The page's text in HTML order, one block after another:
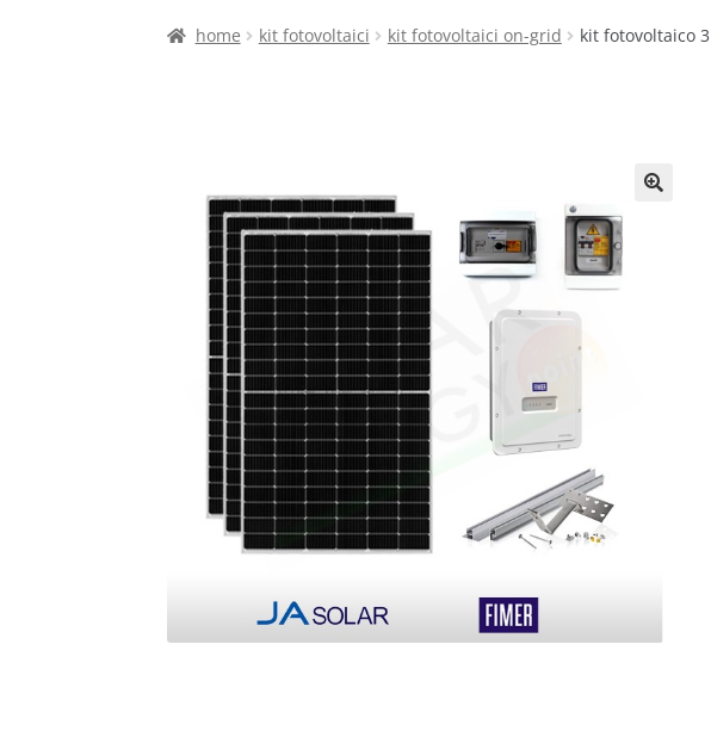
Home Cart Checkout Chi siamo Contatti My account
home kit fotovoltaici kit fotovoltaici on-grid kit fotovoltaico